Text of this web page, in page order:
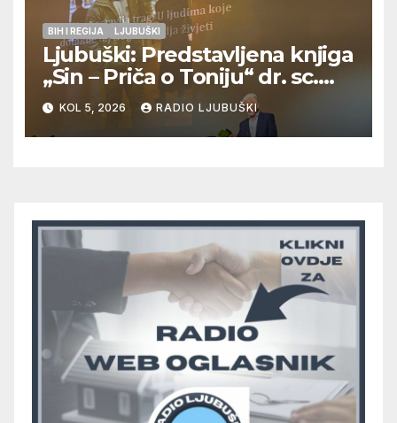
BIH I REGIJA LJUBUŠKI
Ljubuški: Predstavljena knjiga
„Sin – Priča o Toniju“ dr. sc.
Zdenka Hercega
KOL 5, 2026 RADIO LJUBUŠKI